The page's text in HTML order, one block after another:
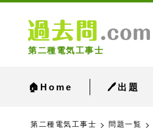
第二種電気工事士
🏠Home 🖊出題
第二種電気工事士 問題一覧